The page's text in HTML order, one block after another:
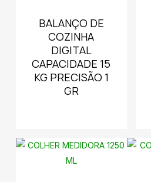
BALANÇO DE
COZINHA
DIGITAL
CAPACIDADE 15
KG PRECISÃO 1
GR